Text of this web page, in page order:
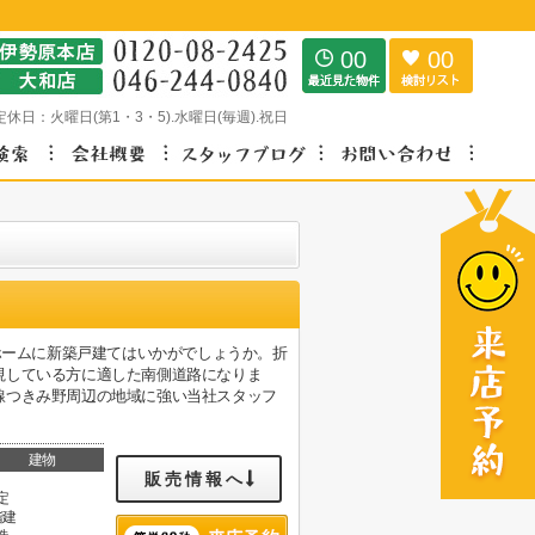
休日： 火曜日(第1・3・5).水曜日(毎週).祝日
00 00
ムに新築戸建てはいかがでしょうか。折
ている方に適した南側道路になりま
きみ野周辺の地域に強い当社スタッフ
建物
建
販売情報へ